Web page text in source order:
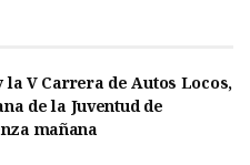
V Carrera de Autos Locos,
de la Juventud de
mañana